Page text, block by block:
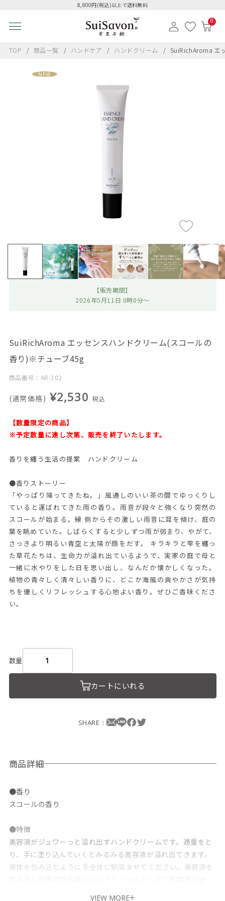
8,800円(税込)以上で送料無料
0
TOP 商品一覧 ハンドケア ハンドクリーム SuiRichAroma エ
NEW
【販売期間】
2026年5月11日 0時0分～
SuiRichAroma エッセンスハンドクリーム(スコールの
香り)※チューブ45g
商品番号：AR-102
(通常価格) ¥2,530 税込
【数量限定の商品】
※予定数量に達し次第、販売を終了いたします。
香りを纏う生活の提案 ハンドクリーム
●香りストーリー
「やっぱり降ってきたね。」風通しのいい茶の間でゆっくりし
ていると運ばれてきた雨の香り。雨音が段々と強くなり突然の
スコールが始まる。縁 側からその激しい雨音に耳を傾け、庭の
葉を眺めていた。しばらくすると少しずつ雨が弱まり、やがて、
さっきより明るい青空と太陽が顔をだす。 キラキラと雫を纏っ
た草花たちは、生命力が溢れ出ているようで、実家の庭で母と
一緒に水やりをした日を思い出し、なんだか懐かしくなった。
植物の青々しく清々しい香りに、どこか海風の爽やかさが気持
ちを優しくリフレッシュする心地よい香り。ぜひご香味くださ
い。
数量
カートにいれる
SHARE：
商品詳細
●香り
スコールの香り
●特徴
美容液がジュワーっと溢れ出すハンドクリームです。適量をと
り、手に塗り込んでいくとみるみる美容液が溢れ出てきます。
液体を包み込むように手全体に馴染ませてください。美容液を
VIEW MORE